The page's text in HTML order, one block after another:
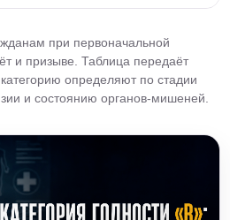
при первоначальной
и призыве. Таблица передаёт
определяют по стадии
и состоянию органов-мишеней.